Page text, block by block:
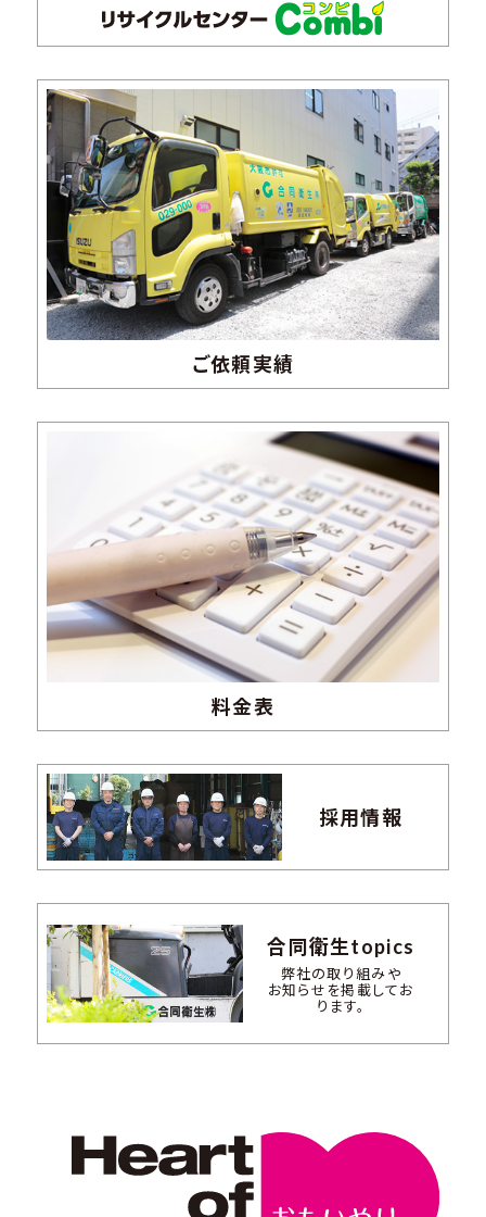
事業継続力強化計画に係る認定
100周年記念ノベルティ、チョロQパッカー車を製作し
ました。
2021.10.05
メディア出演ページを更新しました。
2021.08.25
メディア出演ページを更新しました。
2021.07.21
SDGs事業認証を受けました。
2021.07.07
メディア出演ページを更新しました。
弊社提供のテレビ番組が放送されました。
テレビ大阪他で弊社CMが放送されました。
2018.03.26
4月より廃家電の収集運搬料金が変わります
2017.09.01
ホームページをリニューアルしました
ご依頼実績
料金表
採用情報
合同衛生topics
弊社の取り組みや
お知らせを掲載してお
ります。